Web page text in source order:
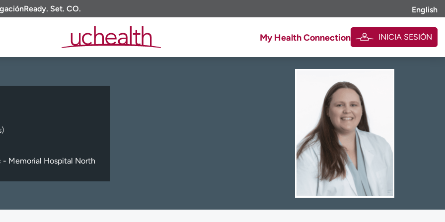
Ready. Set. CO. English
My Health Connection INICIA SESIÓN
- Memorial Hospital North